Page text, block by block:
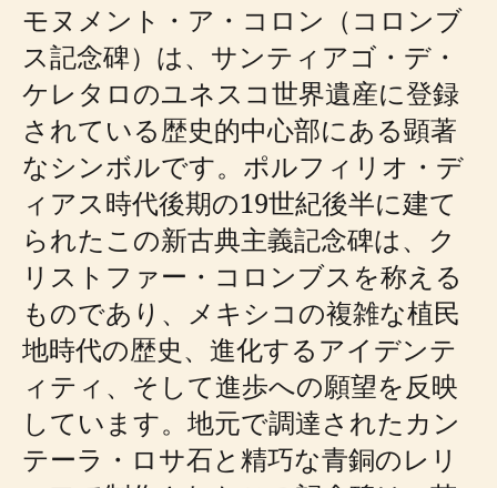
モヌメント・ア・コロン（コロンブ
ス記念碑）は、サンティアゴ・デ・
ケレタロのユネスコ世界遺産に登録
されている歴史的中心部にある顕著
なシンボルです。ポルフィリオ・デ
ィアス時代後期の19世紀後半に建て
られたこの新古典主義記念碑は、ク
リストファー・コロンブスを称える
ものであり、メキシコの複雑な植民
地時代の歴史、進化するアイデンテ
ィティ、そして進歩への願望を反映
しています。地元で調達されたカン
テーラ・ロサ石と精巧な青銅のレリ